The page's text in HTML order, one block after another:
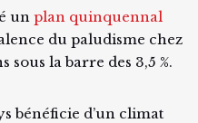
un plan quinquennal
du paludisme chez
sous la barre des 3,5 %.
bénéficie d’un climat